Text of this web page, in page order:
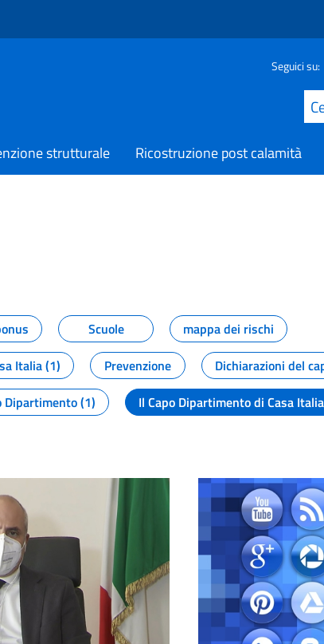
Seguici su:
strutturale Ricostruzione post calamità
Scuole
mappa dei rischi
Italia (1) Prevenzione
Dichiarazioni del
Dipartimento (1) Il Capo Dipartimento di Casa Italia